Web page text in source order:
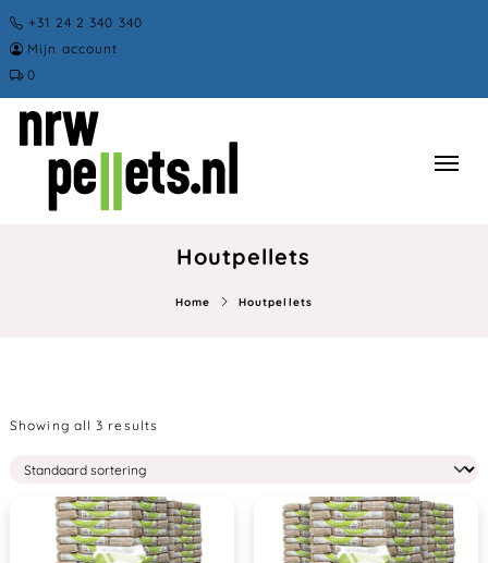
+31 24 2 340 340
Mijn account
0
Houtpellets
Home Houtpellets
Showing all 3 results